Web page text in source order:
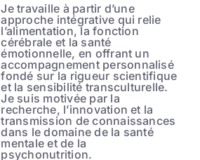
Je travaille à partir d’une
approche intégrative qui relie
l’alimentation, la fonction
cérébrale et la santé
émotionnelle, en offrant un
accompagnement personnalisé
fondé sur la rigueur scientifique
et la sensibilité transculturelle.
Je suis motivée par la
recherche, l’innovation et la
transmission de connaissances
dans le domaine de la santé
mentale et de la
psychonutrition.